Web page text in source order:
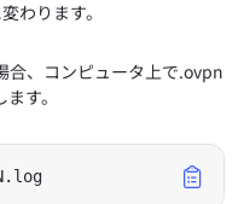
わります。
合、コンピュータ上で.ovpn
す。